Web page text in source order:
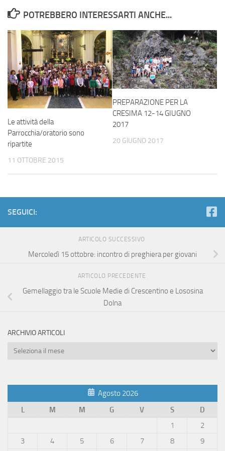
POTREBBERO INTERESSARTI ANCHE...
Le attività della
Parrocchia/oratorio sono
ripartite
11 OTTOBRE 2015
PREPARAZIONE PER LA
CRESIMA 12-14 GIUGNO
2017
20 GIUGNO 2017
SEGUICI:
ARTICOLO SUCCESSIVO
Mercoledì 15 ottobre: incontro di preghiera per giovani
ARTICOLO PRECEDENTE
Gemellaggio tra le Scuole Medie di Crescentino e Lososina
Dolna
ARCHIVIO ARTICOLI
Archivio
Agosto 2026
L
M M G V S
D
1
2
3
4 5 6 7 8
9